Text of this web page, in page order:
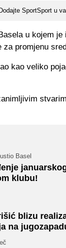
Dodajte SportSport u
u kojem je
za promjenu
kao veliko
Basel
klubu!
blizu
na